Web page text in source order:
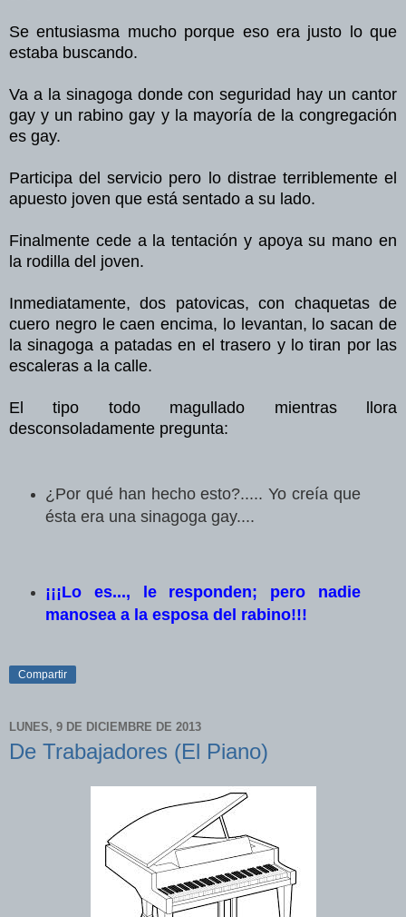
Se entusiasma mucho porque eso era justo lo que
estaba buscando.
Va a la sinagoga donde con seguridad hay un cantor
gay y un rabino gay y la mayoría de la congregación
es gay.
Participa del servicio pero lo distrae terriblemente el
apuesto joven que está sentado a su lado.
Finalmente cede a la tentación y apoya su mano en
la rodilla del joven.
Inmediatamente, dos patovicas, con chaquetas de
cuero negro le caen encima, lo levantan, lo sacan de
la sinagoga a patadas en el trasero y lo tiran por las
escaleras a la calle.
El tipo todo magullado mientras llora
desconsoladamente pregunta:
¿Por qué han hecho esto?..... Yo creía que
ésta era una sinagoga gay....
¡¡¡Lo es..., le responden; pero nadie
manosea a la esposa del rabino!!!
Compartir
LUNES, 9 DE DICIEMBRE DE 2013
De Trabajadores (El Piano)